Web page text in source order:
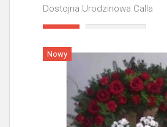
Dostojna Urodzinowa Calla
Nowy